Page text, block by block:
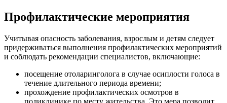
Профилактические мероприятия
Учитывая опасность заболевания, взрослым и детям следует
придерживаться выполнения профилактических мероприятий
и соблюдать рекомендации специалистов, включающие:
посещение отоларинголога в случае осиплости голоса в
течение длительного периода времени;
прохождение профилактических осмотров в
поликлинике по месту жительства. Это мера позволит